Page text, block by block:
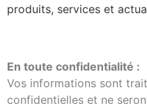
produits, services et
En toute confidentialité :
Vos informations sont
confidentielles et ne